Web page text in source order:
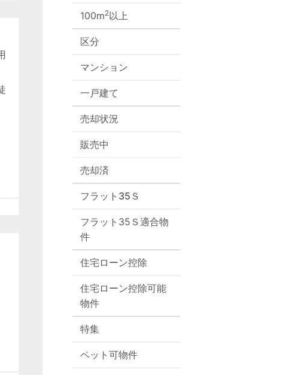
100m2以上
区分
マンション
一戸建て
売却状況
販売中
売却済
フラット35Ｓ
フラット35Ｓ適合物
件
住宅ローン控除
住宅ローン控除可能
物件
特集
ペット可物件